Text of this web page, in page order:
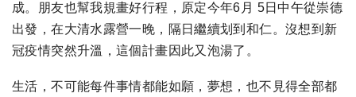
成。朋友也幫我規畫好行程，原定今年6月 5日中午從崇德
出發，在大清水露營一晚，隔日繼續划到和仁。沒想到新
冠疫情突然升溫，這個計畫因此又泡湯了。
生活，不可能每件事情都能如願，夢想，也不見得全部都